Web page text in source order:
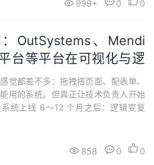
999+ 0 0
OutSystems、Mendi
台等平台在可视化与逻
觉都差不多：拖拽搭页面、配表单、
用的系统。但真正让技术负责人开始
统上线 6～12 个月之后：逻辑变复
不再泛泛盘点，而是把主流平台放到
：可视化开发的覆盖深度：只是搭页
858 0 0